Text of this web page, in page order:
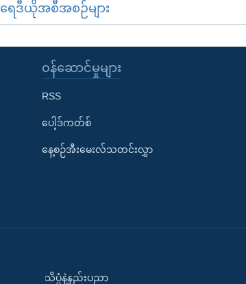
ရေဒီယိုအစီအစဉ်များ
၀န်ဆောင်မှုများ
RSS
ပေါ့ဒ်ကတ်စ်
နေ့စဉ်အီးမေးလ်သတင်းလွှာ
သိပ္ပံနဲ့နည်းပညာ